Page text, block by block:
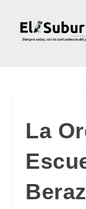
La